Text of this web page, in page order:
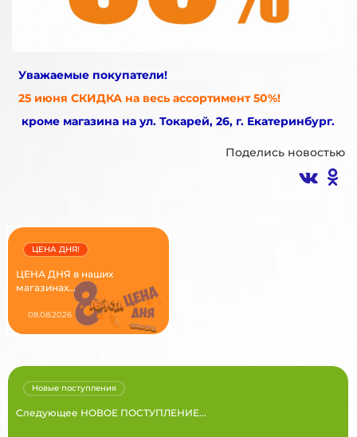
Уважаемые покупатели!
25 июня СКИДКА на весь ассортимент 50%!
кроме магазина на ул. Токарей, 26, г. Екатеринбург.
Поделись новостью
ЦЕНА ДНЯ в наших
магазинах...
ЦЕНА ДНЯ!
08.08.2026
Следующее НОВОЕ ПОСТУПЛЕНИЕ...
Новые поступления